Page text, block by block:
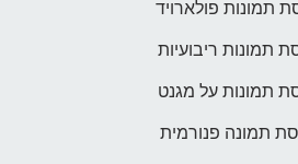
תמונות פולארויד
תמונות ריבועיות
תמונות על מגנט
תמונה פנורמית